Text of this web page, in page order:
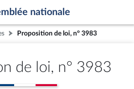
nationale
Proposition de loi, n° 3983
de loi, n° 3983